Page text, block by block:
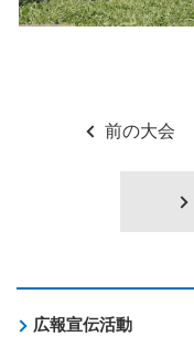
前の大会
広報宣伝活動